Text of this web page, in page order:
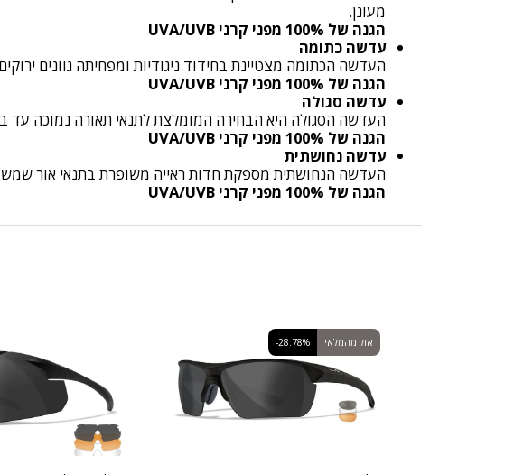
מעונן.
הגנה של 100% מפני קרני UVA/UVB
עדשה כתומה
העדשה הכתומה מצטיינת בחידוד ניגודיות ומפחיתה גוונים
הגנה של 100% מפני קרני UVA/UVB
עדשה סגולה
העדשה הסגולה היא הבחירה המומלצת לתנאי תאורה נמוכה עד
הגנה של 100% מפני קרני UVA/UVB
עדשה נחושתית
העדשה הנחושתית מספקת חדות ראייה משופרת בתנאי אור שמש
הגנה של 100% מפני קרני UVA/UVB
אזל מהמלאי -28.78%